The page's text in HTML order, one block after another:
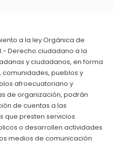
Territorial -
pública
a la ley Orgánica de
Derecho ciudadano a la
y ciudadanos, en forma
comunidades, pueblos y
afroecuatoriano y
de organización, podrán
de cuentas a las
que presten servicios
o desarrollen actividades
medios de comunicación